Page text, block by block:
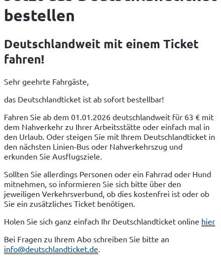
bestellen
Deutschlandweit mit einem Ticket
fahren!
Sehr geehrte Fahrgäste,
das Deutschlandticket ist ab sofort bestellbar!
Fahren Sie ab dem 01.01.2026 deutschlandweit für 63 € mit
dem Nahverkehr zu Ihrer Arbeitsstätte oder einfach mal in
den Urlaub. Oder steigen Sie mit Ihrem Deutschlandticket in
den nächsten Linien-Bus oder Nahverkehrszug und
erkunden Sie Ausflugsziele.
Sollten Sie allerdings Personen oder ein Fahrrad oder Hund
mitnehmen, so informieren Sie sich bitte über den
jeweiligen Verkehrsverbund, ob dies kostenfrei ist oder ob
Sie ein zusätzliches Ticket benötigen.
Holen Sie sich ganz einfach Ihr Deutschlandticket online hier
info@deutschlandticket.de.